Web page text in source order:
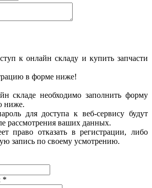
к онлайн складу и купить запчасти
в форме ниже!
складе необходимо заполнить форму
ниже.
для доступа к веб-сервису будут
рассмотрения ваших данных.
право отказать в регистрации, либо
запись по своему усмотрению.
*